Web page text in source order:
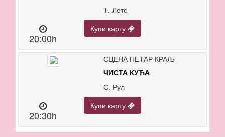
Т. Летс
20:00h
Купи карту
СЦЕНА ПЕТАР КРАЉ
ЧИСТА КУЋА
С. Рул
20:30h
Купи карту